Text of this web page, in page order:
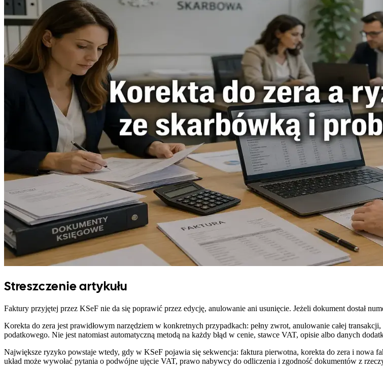
Streszczenie artykułu
Faktury przyjętej przez KSeF nie da się poprawić przez edycję, anulowanie ani usunięcie. Jeżeli dokument dostał
Korekta do zera jest prawidłowym narzędziem w konkretnych przypadkach: pełny zwrot, anulowanie całej
podatkowego. Nie jest natomiast automatyczną metodą na każdy błąd w cenie, stawce VAT, opisie albo danych
Największe ryzyko powstaje wtedy, gdy w KSeF pojawia się sekwencja: faktura pierwotna, korekta do zera i nowa
układ może wywołać pytania o podwójne ujęcie VAT, prawo nabywcy do odliczenia i zgodność dokumentów z